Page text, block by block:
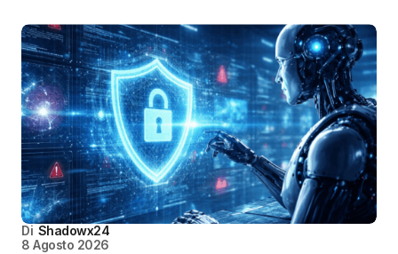
Di Shadowx24
8 Agosto 2026